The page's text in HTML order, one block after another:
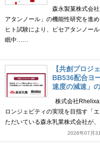
森永製菓株式会
アタンノール」の機能性研究を進
ヒト試験により、ピセアタンノー
眠中……
【共創プロジ
BB536配合ヨ
速度の減速」
株式会社Rhelixa
ロンジェビティの実現を目指す「
ただいている森永乳業株式会社が
2026年07月